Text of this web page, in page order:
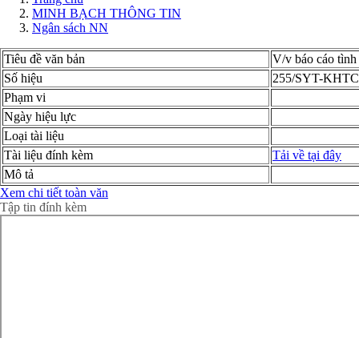
MINH BẠCH THÔNG TIN
Ngân sách NN
Tiêu đề văn bản
V/v báo cáo
Số hiệu
255/SYT-KHTC
Phạm vi
Ngày hiệu lực
Loại tài liệu
Tài liệu đính kèm
Tải về tại đây
Mô tả
Xem chi tiết toàn văn
Tập tin đính kèm